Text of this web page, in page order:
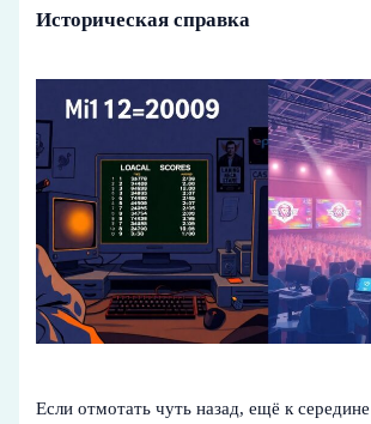
Историческая справка
Если отмотать чуть назад, ещё к